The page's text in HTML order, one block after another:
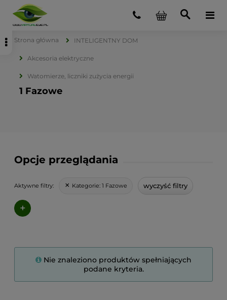
Strona główna INTELIGENTNY DOM
Akcesoria elektryczne
Watomierze, liczniki zużycia energii
1 Fazowe
Opcje przeglądania
Aktywne filtry: Kategorie: 1 Fazowe wyczyść filtry
+
Nie znaleziono produktów spełniających
podane kryteria.